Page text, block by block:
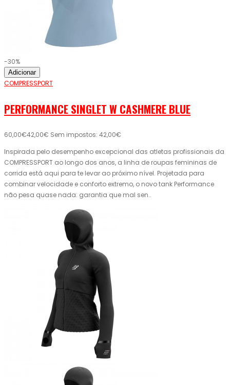
-30%
Adicionar
COMPRESSPORT
PERFORMANCE SINGLET W CASHMERE BLUE
60,00€42,00€ Sem impostos: 42,00€
Inspirada pelo desempenho excepcional das atletas profissionais da
COMPRESSPORT ao longo dos anos, a linha de roupas femininas de
corrida está aqui para te levar ao próximo nível. Projetada para
combinar velocidade e conforto extremo, o novo tank Performance
não pesa quase nada: garantia que mal sen..